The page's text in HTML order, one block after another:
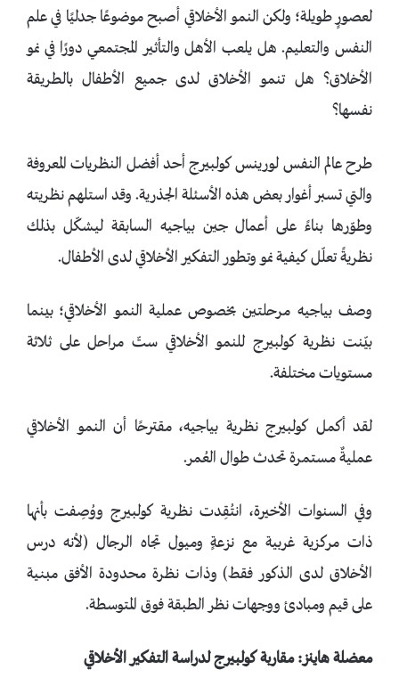
لعصورٍ طويلة؛ ولكن النمو الأخلاقي أصبح موضوعًا جدليًا في علم
النفس والتعليم. هل يلعب الأهل والتأثير المجتمعي دورًا في نمو
الأخلاق؟ هل تنمو الأخلاق لدى جميع الأطفال بالطريقة
نفسها؟
طرح عالم النفس لورينس كولبيرج أحد أفضل النظريات المعروفة
والتي تسبر أغوار بعض هذه الأسئلة الجذرية. وقد استلهم نظريته
وطوّرها بناءً على أعمال جين بياجيه السابقة ليشكّل بذلك
نظريةً تعلّل كيفية نمو وتطور التفكير الأخلاقي لدى الأطفال.
وصف بياجيه مرحلتين بخصوص عملية النمو الأخلاقي؛ بينما
بيّنت نظرية كولبيرج للنمو الأخلاقي ستّ مراحل على ثلاثة
مستويات مختلفة.
لقد أكمل كولبيرج نظرية بياجيه، مقترحًا أن النمو الأخلاقي
عمليةٌ مستمرة تحدث طوال العُمر.
وفي السنوات الأخيرة، انتُقِدت نظرية كولبيرج ووُصِفت بأنها
ذات مركزية غربية مع نزعةٍ وميول تجاه الرجال (لأنه درس
الأخلاق لدى الذكور فقط) وذات نظرة محدودة الأفق مبنية
على قيم ومبادئ ووجهات نظر الطبقة فوق المتوسطة.
معضلة هاينز: مقاربة كولبيرج لدراسة التفكير الأخلاقي